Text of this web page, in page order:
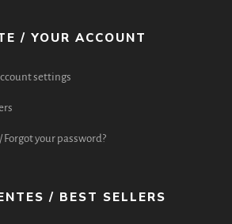
/ YOUR ACCOUNT
settings
Forgot your password?
/ BEST SELLERS